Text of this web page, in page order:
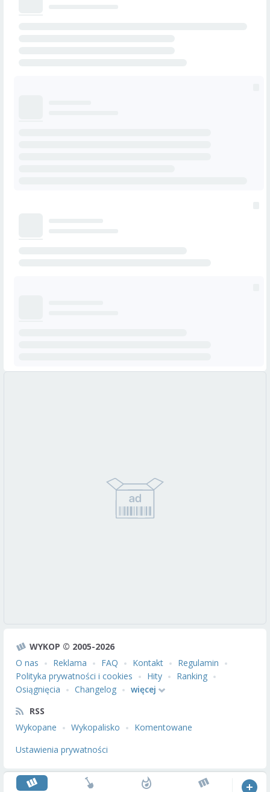
WYKOP © 2005-2026
O nas
Reklama FAQ Kontakt
Regulamin
Polityka prywatności i cookies
Hity
Ranking
Osiągnięcia
Changelog
więcej
RSS
Wykopane
Wykopalisko
Komentowane
Ustawienia prywatności